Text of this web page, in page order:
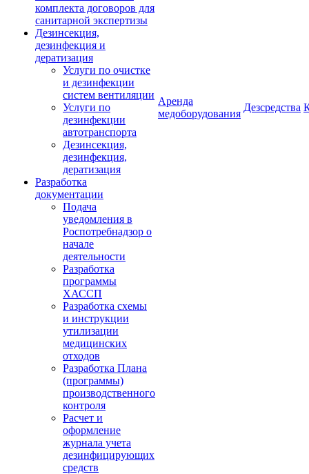
комплекта договоров для
санитарной экспертизы
Дезинсекция,
дезинфекция и
дератизация
Услуги по очистке
и дезинфекции
систем вентиляции
Услуги по
дезинфекции
автотранспорта
Дезинсекция,
дезинфекция,
дератизация
Разработка
документации
Подача
уведомления в
Роспотребнадзор о
начале
деятельности
Разработка
программы
ХАССП
Разработка схемы
и инструкции
утилизации
медицинских
отходов
Разработка Плана
(программы)
производственного
контроля
Расчет и
оформление
журнала учета
дезинфицирующих
средств
Аренда
медоборудования
Дезсредства